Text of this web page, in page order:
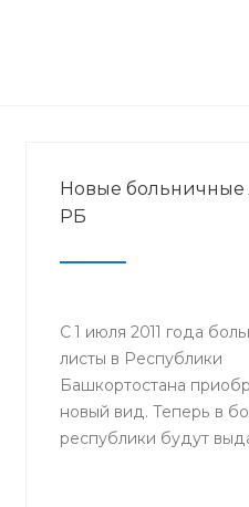
Новые больничные
РБ
С 1 июля 2011 года
листы в Республики
Башкортостана
новый вид. Теперь в
республики будут